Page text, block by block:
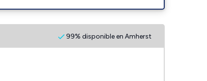
99% disponible en Amherst